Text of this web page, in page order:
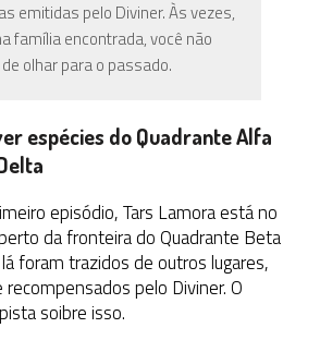
emitidas pelo Diviner. Às vezes,
família encontrada, você não
olhar para o passado.
espécies do Quadrante Alfa
episódio, Tars Lamora está no
da fronteira do Quadrante Beta
foram trazidos de outros lugares,
pelo Diviner. O
soibre isso.